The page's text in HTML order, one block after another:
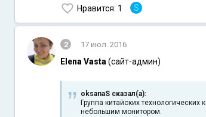
Нравится: 1 S
2 17 июл. 2016
Elena Vasta (сайт-админ)
oksanaS сказал(а):
Группа китайских
небольшим монитором.